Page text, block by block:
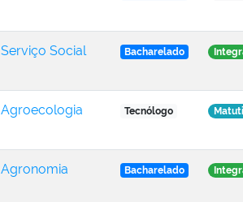
Serviço Social Bacharelado
Agroecologia Tecnólogo
Agronomia Bacharelado